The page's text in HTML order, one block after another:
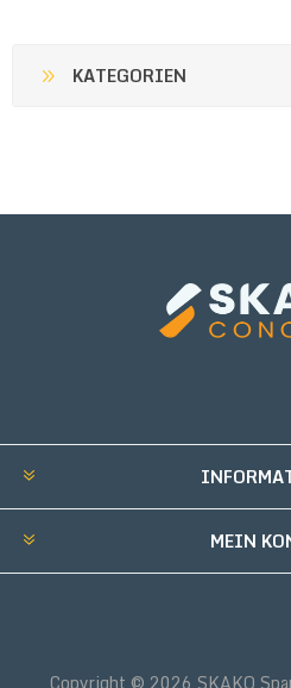
KATEGORIEN
MEIN
Copyright © 2026 SKAKO